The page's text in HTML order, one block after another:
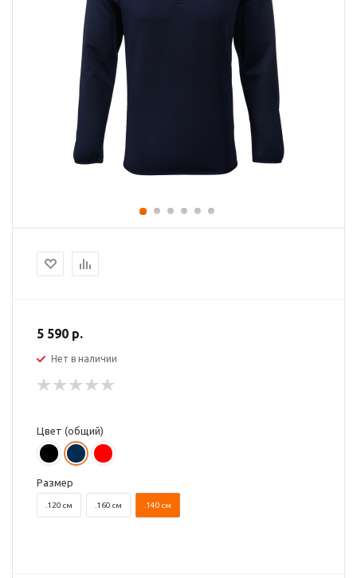
5 590 р.
Нет в наличии
Цвет (общий)
Размер
.120 см .160 см .140 см